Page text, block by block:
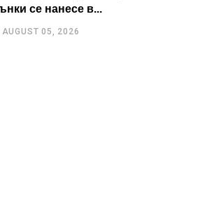
се нанесе в...
AUGUST 05, 2026